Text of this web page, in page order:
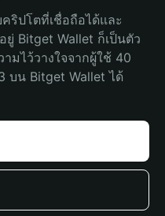
ริปโตที่เชื่อถือได้และ
Bitget Wallet ก็เป็นตัว
มไว้วางใจจากผู้ใช้ 40
บน Bitget Wallet ได้